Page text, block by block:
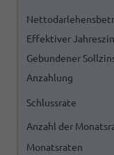
Effektiver
Gebundener
Anzahlung
Schlussrate
Anzahl der
Monatsraten